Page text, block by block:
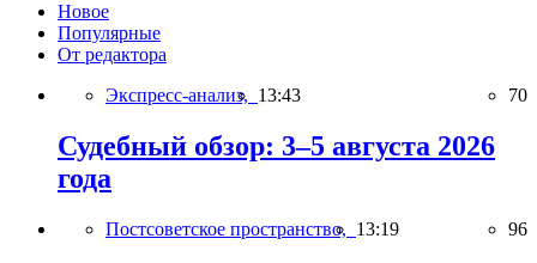
Новое
Популярные
От редактора
Экспресс-анализ, 13:43 70
Судебный обзор: 3–5 августа 2026
года
Постсоветское пространство, 13:19 96